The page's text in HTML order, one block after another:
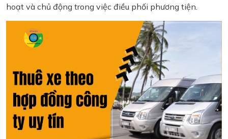
hoạt và chủ động trong việc điều phối phương tiện.